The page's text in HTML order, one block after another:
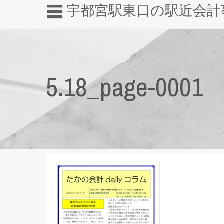
宇都宮駅東口の駅近会
5.18_page-0001